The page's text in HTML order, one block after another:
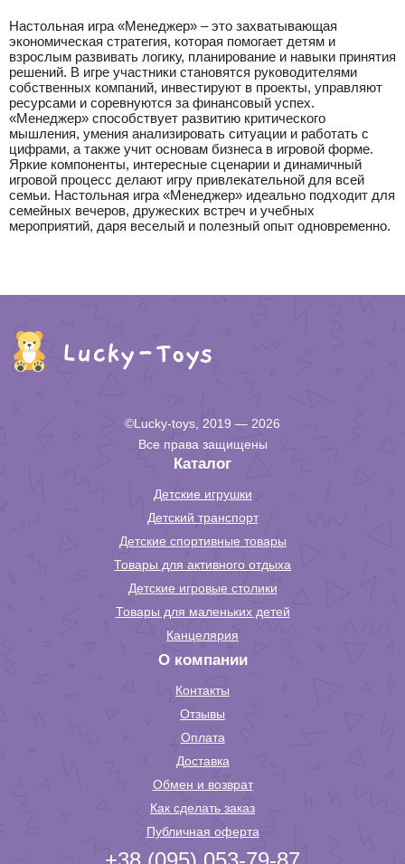
Настольная игра «Менеджер» – это захватывающая
экономическая стратегия, которая помогает детям и
взрослым развивать логику, планирование и навыки принятия
решений. В игре участники становятся руководителями
собственных компаний, инвестируют в проекты, управляют
ресурсами и соревнуются за финансовый успех.
«Менеджер» способствует развитию критического
мышления, умения анализировать ситуации и работать с
цифрами, а также учит основам бизнеса в игровой форме.
Яркие компоненты, интересные сценарии и динамичный
игровой процесс делают игру привлекательной для всей
семьи. Настольная игра «Менеджер» идеально подходит для
семейных вечеров, дружеских встреч и учебных
мероприятий, даря веселый и полезный опыт одновременно.
©Lucky-toys, 2019 — 2026
Все права защищены
Каталог
Детские игрушки
Детский транспорт
Детские спортивные товары
Товары для активного отдыха
Детские игровые столики
Товары для маленьких детей
Канцелярия
О компании
Контакты
Отзывы
Оплата
Доставка
Обмен и возврат
Как сделать заказ
Публичная оферта